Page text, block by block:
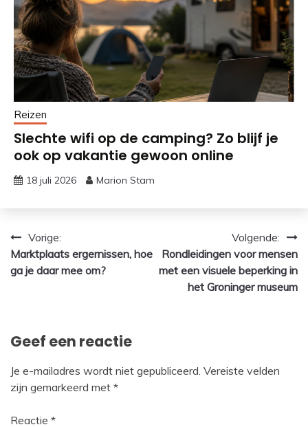
Reizen
Slechte wifi op de camping? Zo blijf je
ook op vakantie gewoon online
18 juli 2026 Marion Stam
Bericht
navigatie
Vorige:
Marktplaats ergernissen, hoe
ga je daar mee om?
Volgende:
Rondleidingen voor mensen
met een visuele beperking in
het Groninger museum
Geef een reactie
Je e-mailadres wordt niet gepubliceerd. Vereiste velden
zijn gemarkeerd met *
Reactie *